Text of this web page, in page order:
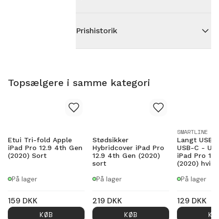
Prishistorik
Topsælgere i samme kategori
Etui Tri-fold Apple
iPad Pro 12.9 4th Gen
(2020) Sort
På lager
159 DKK
KØB
Stødsikker
Hybridcover iPad Pro
12.9 4th Gen (2020)
sort
På lager
219 DKK
KØB
SMARTLINE
Langt USB-
USB-C -
iPad Pro
(2020) hvid
På lager
129 DKK